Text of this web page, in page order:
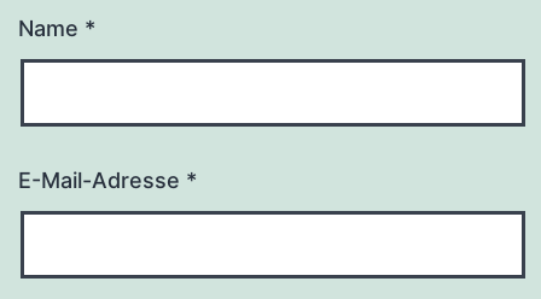
Name *
E-Mail-Adresse *